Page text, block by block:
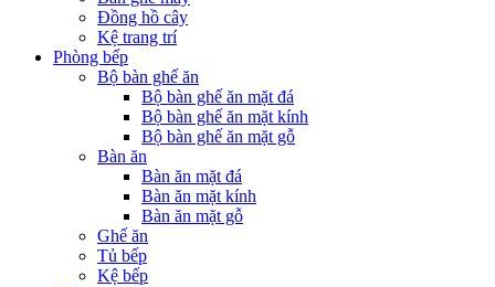
Đồng hồ cây
Kệ trang trí
Phòng bếp
Bộ bàn ghế ăn
Bộ bàn ghế ăn mặt đá
Bộ bàn ghế ăn mặt kính
Bộ bàn ghế ăn mặt gỗ
Bàn ăn
Bàn ăn mặt đá
Bàn ăn mặt kính
Bàn ăn mặt gỗ
Ghế ăn
Tủ bếp
Kệ bếp